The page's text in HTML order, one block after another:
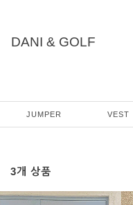
DANI & GOLF
JUMPER VEST
3개 상품